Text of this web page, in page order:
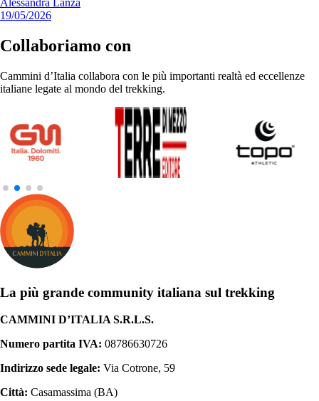
Alessandra Lanza
19/05/2026
Collaboriamo con
Cammini d’Italia collabora con le più importanti realtà ed eccellenze
italiane legate al mondo del trekking.
La più grande community italiana sul trekking
CAMMINI D’ITALIA S.R.L.S.
Numero partita IVA: 08786630726
Indirizzo sede legale: Via Cotrone, 59
Città: Casamassima (BA)